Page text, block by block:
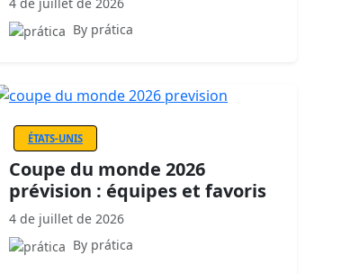
By prática
ÉTATS-UNIS
Coupe du monde 2026
prévision : équipes et favoris
4 de juillet de 2026
By prática